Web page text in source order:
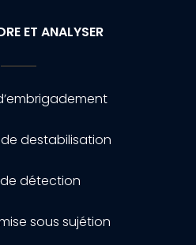
ET ANALYSER
destabilisation
détection
sous sujétion